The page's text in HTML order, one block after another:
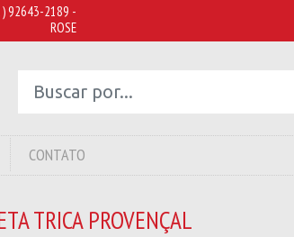
92643-2189 -
ROSE
CONTATO
TRICA PROVENÇAL